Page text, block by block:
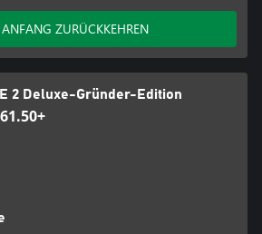
ZURÜCKKEHREN
2 Deluxe-Gründer-Edition